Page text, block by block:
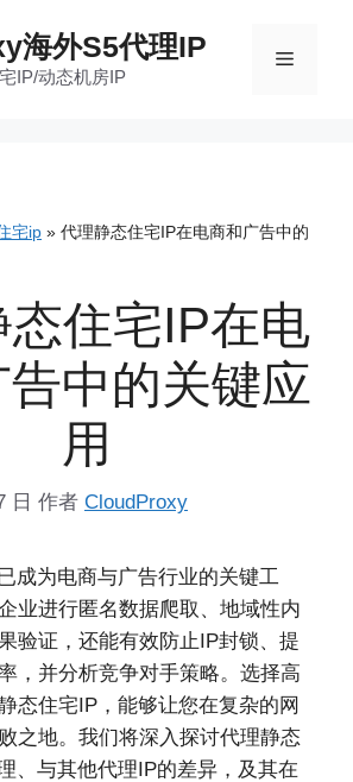
海外S5代理IP
IP/动态机房IP
菜
宅ip » 代理静态住宅IP在电商和广告中的
住宅IP在电
中的关键应
用
日 作者 CloudProxy
成为电商与广告行业的关键工
业进行匿名数据爬取、地域性内
验证，还能有效防止IP封锁、提
，并分析竞争对手策略。选择高
态住宅IP，能够让您在复杂的网
之地。我们将深入探讨代理静态
、与其他代理IP的差异，及其在